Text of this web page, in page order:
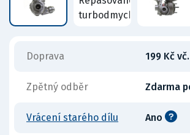
Doprava 199 Kč
Zpětný odběr Zdarma
Vrácení starého dílu Ano